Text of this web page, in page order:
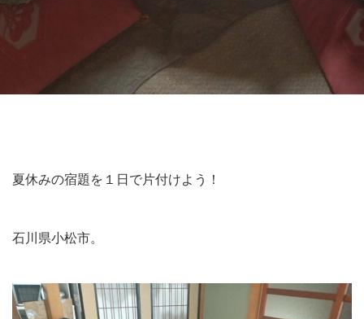
夏休みの宿題を１日で片付けよう！
石川県小松市。